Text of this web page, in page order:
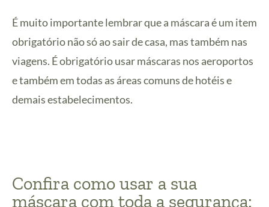
É muito importante lembrar que a máscara é um item
obrigatório não só ao sair de casa, mas também nas
viagens. É obrigatório usar máscaras nos aeroportos
e também em todas as áreas comuns de hotéis e
demais estabelecimentos.
Confira como usar a sua
máscara com toda a segurança: